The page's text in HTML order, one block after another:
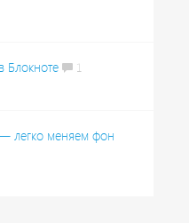
Блокноте
1
легко меняем фон